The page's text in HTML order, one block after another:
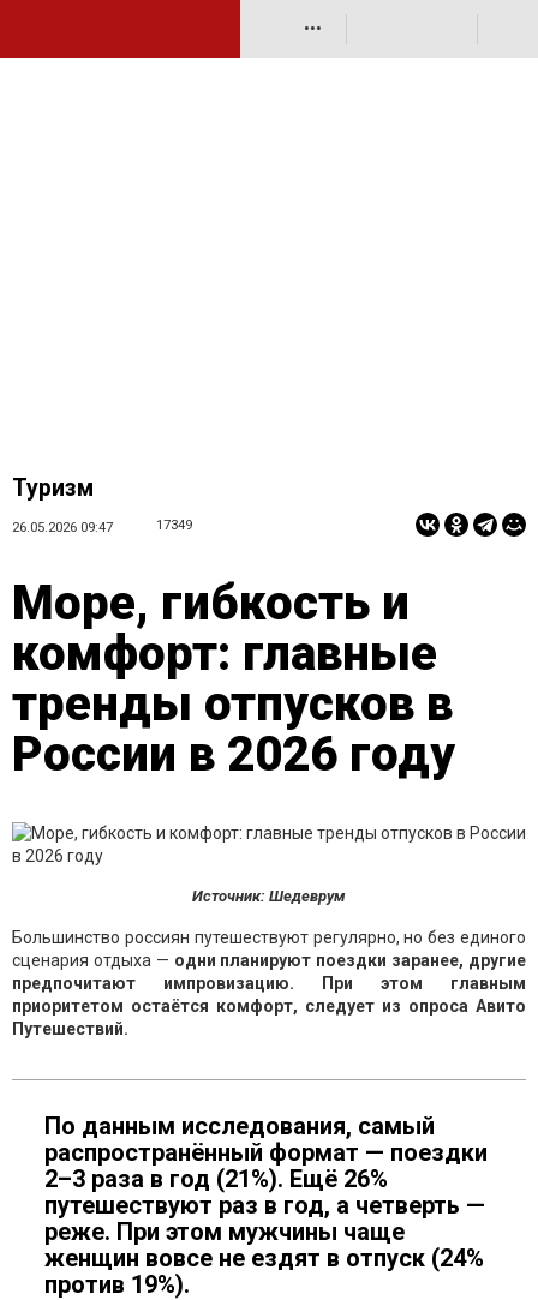
•••
Туризм
26.05.2026 09:47 17349
Море, гибкость и
комфорт: главные
тренды отпусков в
России в 2026 году
Источник: Шедеврум
Большинство россиян путешествуют регулярно, но без единого
сценария отдыха — одни планируют поездки заранее, другие
предпочитают импровизацию. При этом главным
приоритетом остаётся комфорт, следует из опроса Авито
Путешествий.
По данным исследования, самый
распространённый формат — поездки
2–3 раза в год (21%). Ещё 26%
путешествуют раз в год, а четверть —
реже. При этом мужчины чаще
женщин вовсе не ездят в отпуск (24%
против 19%).